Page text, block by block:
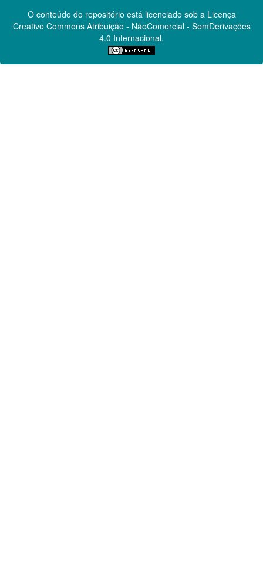
O conteúdo do repositório está licenciado sob a Licença
Creative CommonsAtribuição - NãoComercial - SemDerivações
4.0 Internacional.